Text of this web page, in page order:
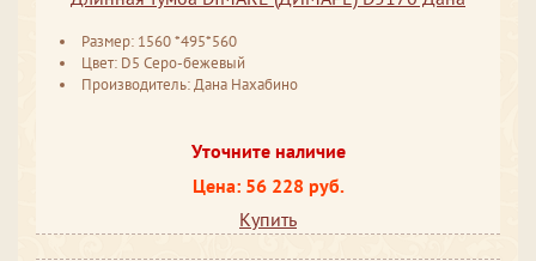
Размер: 1560 *495*560
Цвет: D5 Серо-бежевый
Производитель: Дана Нахабино
Уточните наличие
Цена: 56 228 руб.
Купить